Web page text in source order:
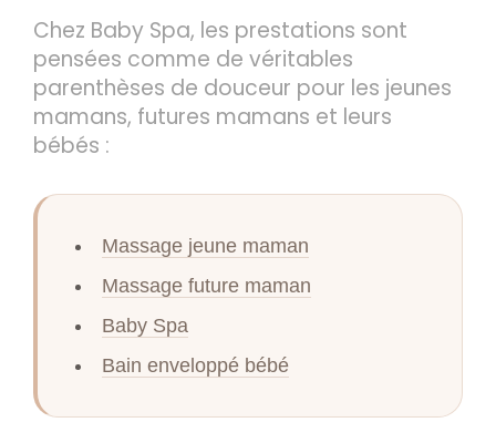
Chez Baby Spa, les prestations sont
pensées comme de véritables
parenthèses de douceur pour les jeunes
mamans, futures mamans et leurs
bébés :
Massage jeune maman
Massage future maman
Baby Spa
Bain enveloppé bébé